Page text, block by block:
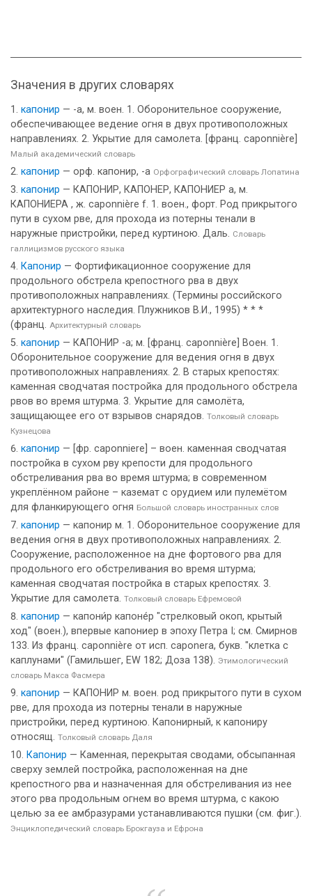
Значения в других словарях
капонир — -а, м. воен. 1. Оборонительное сооружение,
обеспечивающее ведение огня в двух противоположных
направлениях. 2. Укрытие для самолета. [франц. caponnière]
Малый академический словарь
капонир — орф. капонир, -а Орфографический словарь Лопатина
капонир — КАПОНИР, КАПОНЕР, КАПОНИЕР а, м.
КАПОНИЕРА , ж. caponnière f. 1. воен., форт. Род прикрытого
пути в сухом рве, для прохода из потерны тенали в
наружные пристройки, перед куртиною. Даль. Словарь
галлицизмов русского языка
Капонир — Фортификационное сооружение для
продольного обстрела крепостного рва в двух
противоположных направлениях. (Термины российского
архитектурного наследия. Плужников В.И., 1995) * * *
(франц. Архитектурный словарь
капонир — КАПОНИР -а; м. [франц. caponnière] Воен. 1.
Оборонительное сооружение для ведения огня в двух
противоположных направлениях. 2. В старых крепостях:
каменная сводчатая постройка для продольного обстрела
рвов во время штурма. 3. Укрытие для самолёта,
защищающее его от взрывов снарядов. Толковый словарь
Кузнецова
капонир — [фр. caponniere] – воен. каменная сводчатая
постройка в сухом рву крепости для продольного
обстреливания рва во время штурма; в современном
укреплённом районе – каземат с орудием или пулемётом
для фланкирующего огня Большой словарь иностранных слов
капонир — капонир м. 1. Оборонительное сооружение для
ведения огня в двух противоположных направлениях. 2.
Сооружение, расположенное на дне фортового рва для
продольного его обстреливания во время штурма;
каменная сводчатая постройка в старых крепостях. 3.
Укрытие для самолета. Толковый словарь Ефремовой
капонир — капони́р капоне́р "стрелковый окоп, крытый
ход" (воен.), впервые капониер в эпоху Петра I; см. Смирнов
133. Из франц. caponnière от исп. сароnеrа, букв. "клетка с
каплунами" (Гамильшег, ЕW 182; Доза 138). Этимологический
словарь Макса Фасмера
капонир — КАПОНИР м. воен. род прикрытого пути в сухом
рве, для прохода из потерны тенали в наружные
пристройки, перед куртиною. Капонирный, к капониру
относящ. Толковый словарь Даля
Капонир — Каменная, перекрытая сводами, обсыпанная
сверху землей постройка, расположенная на дне
крепостного рва и назначенная для обстреливания из нее
этого рва продольным огнем во время штурма, с какою
целью за ее амбразурами устанавливаются пушки (см. фиг.).
Энциклопедический словарь Брокгауза и Ефрона